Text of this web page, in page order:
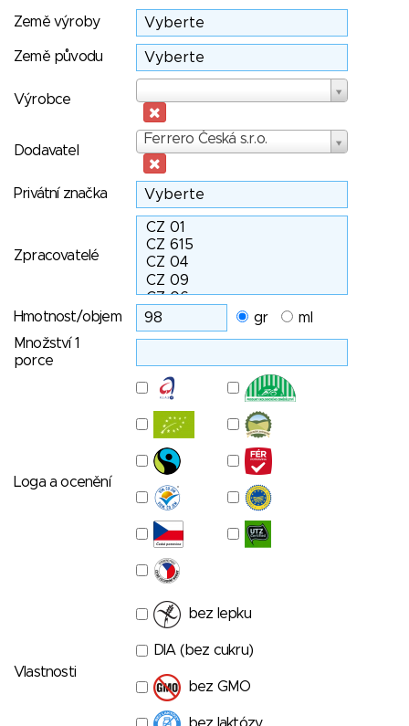
Země výroby
Země původu
Výrobce
Dodavatel
Ferrero Česká s.r.o.
Dodavatel
Privátní značka
Zpracovatelé
Hmotnost/objem gr
ml
Množství 1
porce
Loga a ocenění
Vlastnosti
bez lepku
DIA (bez cukru)
bez GMO